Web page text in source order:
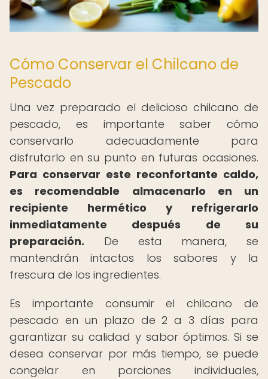
Cómo Conservar el Chilcano de
Pescado
Una vez preparado el delicioso chilcano de
pescado, es importante saber cómo
conservarlo adecuadamente para
disfrutarlo en su punto en futuras ocasiones.
Para conservar este reconfortante caldo,
es recomendable almacenarlo en un
recipiente hermético y refrigerarlo
inmediatamente después de su
preparación. De esta manera, se
mantendrán intactos los sabores y la
frescura de los ingredientes.
Es importante consumir el chilcano de
pescado en un plazo de 2 a 3 días para
garantizar su calidad y sabor óptimos. Si se
desea conservar por más tiempo, se puede
congelar en porciones individuales,